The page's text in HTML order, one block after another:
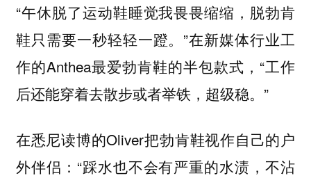
“午休脱了运动鞋睡觉我畏畏缩缩，脱勃肯
鞋只需要一秒轻轻一蹬。”在新媒体行业工
作的Anthea最爱勃肯鞋的半包款式，“工作
后还能穿着去散步或者举铁，超级稳。”
在悉尼读博的Oliver把勃肯鞋视作自己的户
外伴侣：“踩水也不会有严重的水渍，不沾